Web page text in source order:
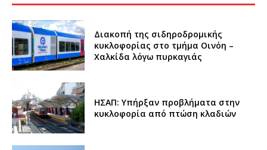
Διακοπή της σιδηροδρομικής
κυκλοφορίας στο τμήμα Οινόη –
Χαλκίδα λόγω πυρκαγιάς
ΗΣΑΠ: Υπήρξαν προβλήματα στην
κυκλοφορία από πτώση κλαδιών